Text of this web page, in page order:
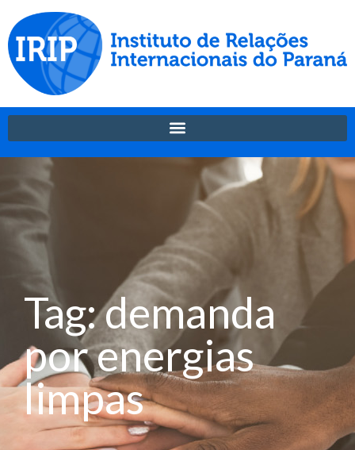
Tag: demanda
por energias
limpas